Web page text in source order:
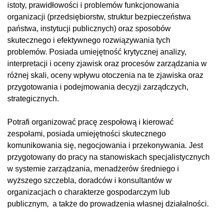
istoty, prawidłowości i problemów funkcjonowania
organizacji (przedsiębiorstw, struktur bezpieczeństwa
państwa, instytucji publicznych) oraz sposobów
skutecznego i efektywnego rozwiązywania tych
problemów. Posiada umiejętność krytycznej analizy,
interpretacji i oceny zjawisk oraz procesów zarządzania w
różnej skali, oceny wpływu otoczenia na te zjawiska oraz
przygotowania i podejmowania decyzji zarządczych,
strategicznych.
Potrafi organizować pracę zespołową i kierować
zespołami, posiada umiejętności skutecznego
komunikowania się, negocjowania i przekonywania. Jest
przygotowany do pracy na stanowiskach specjalistycznych
w systemie zarządzania, menadżerów średniego i
wyższego szczebla, doradców i konsultantów w
organizacjach o charakterze gospodarczym lub
publicznym, a także do prowadzenia własnej działalności.